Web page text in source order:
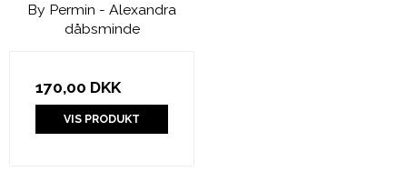
By Permin - Alexandra
dåbsminde
170,00 DKK
VIS PRODUKT